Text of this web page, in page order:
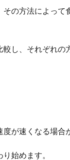
の方法によって
し、それぞれの
が速くなる場合
始めます。